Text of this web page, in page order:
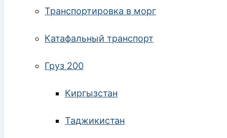
Транспортировка в морг
Катафальный транспорт
Груз 200
Киргызстан
Таджикистан